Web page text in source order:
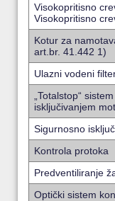
Visokopritisno
Visokopritisno
Kotur za
art.br. 41.442 1)
Ulazni vodeni
„Totalstop“
isključivanjem
Sigurnosno
Kontrola protoka
Predventiliranje
Optički sistem